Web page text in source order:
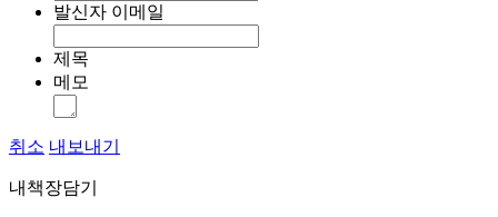
발신자 이메일
제목
메모
취소 내보내기
내책장담기